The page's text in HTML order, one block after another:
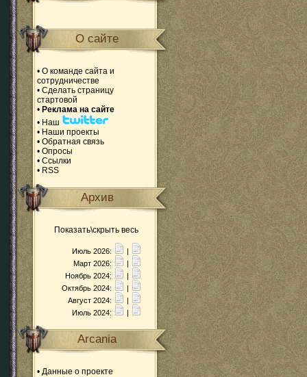
О сайте
• О команде сайта и
сотрудничестве
• Сделать страницу
стартовой
• Реклама на сайте
• Наш
• Наши проекты
• Обратная связь
• Опросы
• Ссылки
• RSS
Архив
Показать\скрыть весь
Июль 2026:
|
Март 2026:
|
Ноябрь 2024:
|
Октябрь 2024:
|
Август 2024:
|
Июль 2024:
|
Arcania
• Данные о проекте